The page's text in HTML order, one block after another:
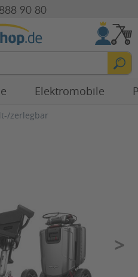
90 80
Elektromobile
zerlegbar